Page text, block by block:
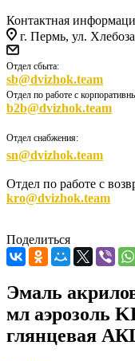
Контактная
г. Пермь, ул.
Отдел сбыта:
sb@dvizhok.team
Отдел по работе с
b2b@dvizhok.team
Отдел снабжения:
sn@dvizhok.team
Отдел по работе с
kro@dvizhok.team
Поделиться
Эмаль
мл аэрозоль
глянцевая